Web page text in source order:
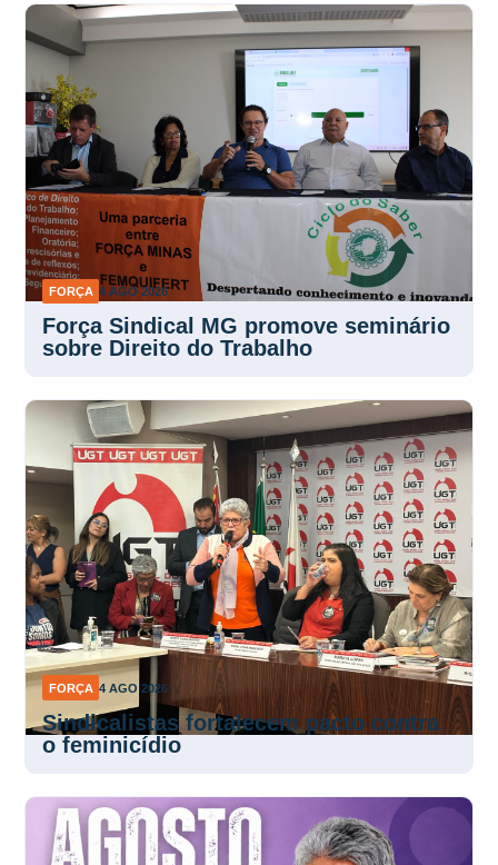
FORÇA 4 AGO 2026
Força Sindical MG promove seminário
sobre Direito do Trabalho
FORÇA 4 AGO 2026
Sindicalistas fortalecem pacto contra
o feminicídio